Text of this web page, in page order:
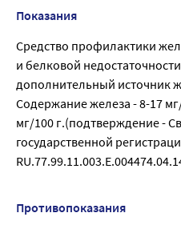
Показания
Средство профилактики
и белковой
дополнительный источник
Содержание железа - 8-17
мг/100 г.(подтверждение -
государственной
Противопоказания